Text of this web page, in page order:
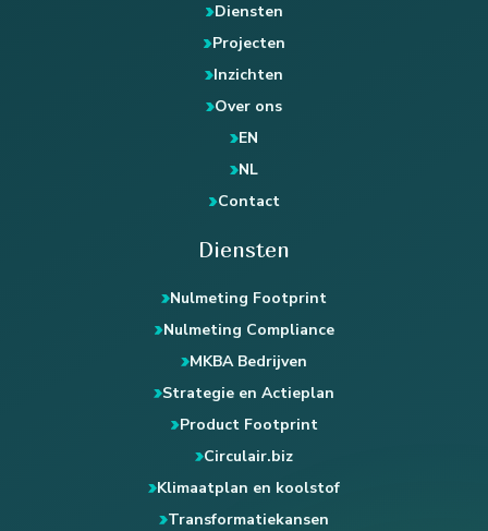
Diensten
Projecten
Inzichten
Over ons
EN
NL
Contact
Diensten
Nulmeting Footprint
Nulmeting Compliance
MKBA Bedrijven
Strategie en Actieplan
Product Footprint
Circulair.biz
Klimaatplan en koolstof
Transformatiekansen